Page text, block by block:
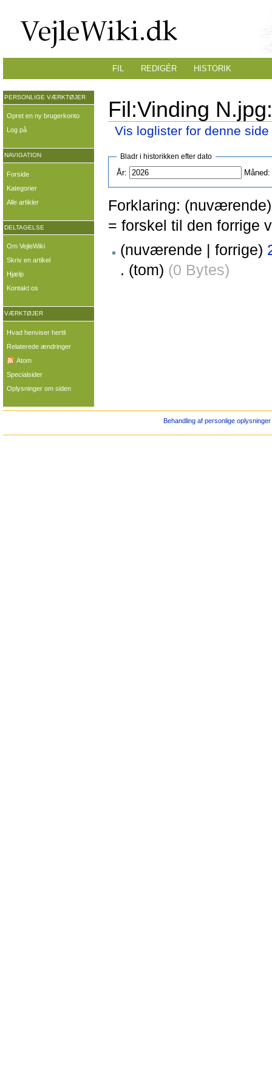
Fil:Vinding
Vis loglister for denne side
Bladr i historikken efter dato
År:
Måned:
Forklaring:
= forskel til den forrige
(nuværende | forrige)
. (tom) (0 Bytes)
FIL REDIGÉR HISTORIK
PERSONLIGE VÆRKTØJER
Opret en ny brugerkonto
Log på
NAVIGATION
Forside
Kategorier
Alle artikler
DELTAGELSE
Om VejleWiki
Skriv en artikel
Hjælp
Kontakt os
VÆRKTØJER
Hvad henviser hertil
Relaterede ændringer
Atom
Specialsider
Oplysninger om siden
Behandling af personlige oplysninger